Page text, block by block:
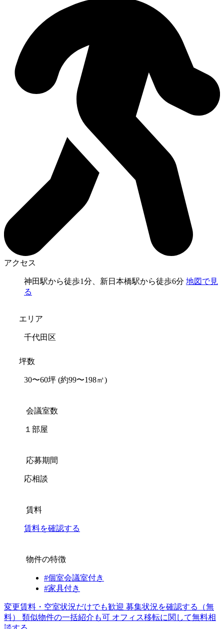
アクセス
神田駅から徒歩1分、新日本橋駅から徒歩6分 地図で見
る
エリア
千代田区
坪数
30〜60坪 (約99〜198㎡)
会議室数
１部屋
応募期間
応相談
賃料
賃料を確認する
物件の特徴
#個室会議室付き
#家具付き
変更賃料・空室状況だけでも歓迎 募集状況を確認する（無
料）
類似物件の一括紹介も可 オフィス移転に関して無料相